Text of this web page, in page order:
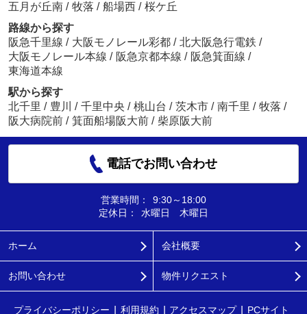
五月が丘南 / 牧落 / 船場西 / 桜ケ丘
路線から探す
阪急千里線 / 大阪モノレール彩都 / 北大阪急行電鉄 /
大阪モノレール本線 / 阪急京都本線 / 阪急箕面線 /
東海道本線
駅から探す
北千里 / 豊川 / 千里中央 / 桃山台 / 茨木市 / 南千里 / 牧落 /
阪大病院前 / 箕面船場阪大前 / 柴原阪大前
電話でお問い合わせ
営業時間：
9:30～18:00
定休日：
水曜日 木曜日
ホーム 会社概要
お問い合わせ 物件リクエスト
プライバシーポリシー 利用規約 アクセスマップ PCサイト